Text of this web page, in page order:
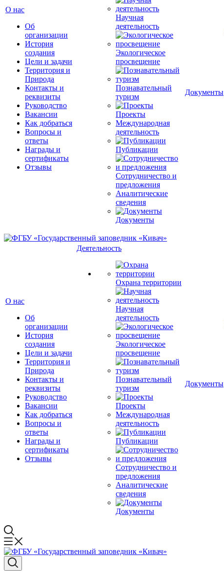
О нас
Об
организации
История
создания
Цели и задачи
Территория и
Природа
Контакты и
реквизиты
Руководство
Вакансии
Как добраться
Вопросы и
ответы
Награды и
сертификаты
Отзывы
Научная
деятельность
Экологическое
просвещение
Познавательный
туризм
Проекты
Международная
деятельность
Публикации
Сотрудничество и
предложения
Аналитические
сведения
Документы
Документы
О нас
Об
организации
История
создания
Цели и задачи
Территория и
Природа
Контакты и
реквизиты
Руководство
Вакансии
Как добраться
Вопросы и
ответы
Награды и
сертификаты
Отзывы
Деятельность
Охрана территории
Научная
деятельность
Экологическое
просвещение
Познавательный
туризм
Проекты
Международная
деятельность
Публикации
Сотрудничество и
предложения
Аналитические
сведения
Документы
Документы